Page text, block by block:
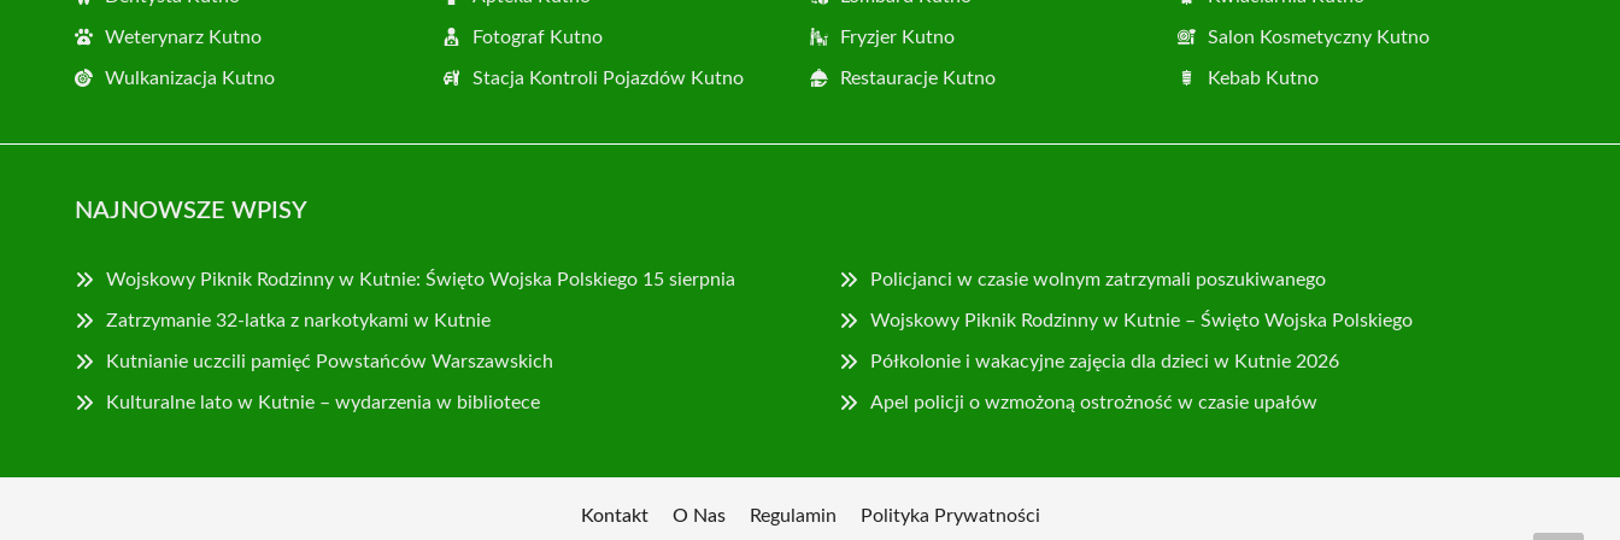
Weterynarz Kutno Fotograf Kutno Fryzjer Kutno Salon Kosmetyczny Kutno
Wulkanizacja Kutno Stacja Kontroli Pojazdów Kutno Restauracje Kutno Kebab Kutno
NAJNOWSZE WPISY
Wojskowy Piknik Rodzinny w Kutnie: Święto Wojska Polskiego 15 sierpnia Policjanci w czasie wolnym zatrzymali poszukiwanego
Zatrzymanie 32-latka z narkotykami w Kutnie Wojskowy Piknik Rodzinny w Kutnie – Święto Wojska Polskiego
Kutnianie uczcili pamięć Powstańców Warszawskich Półkolonie i wakacyjne zajęcia dla dzieci w Kutnie 2026
Kulturalne lato w Kutnie – wydarzenia w bibliotece Apel policji o wzmożoną ostrożność w czasie upałów
Kontakt O Nas Regulamin Polityka Prywatności